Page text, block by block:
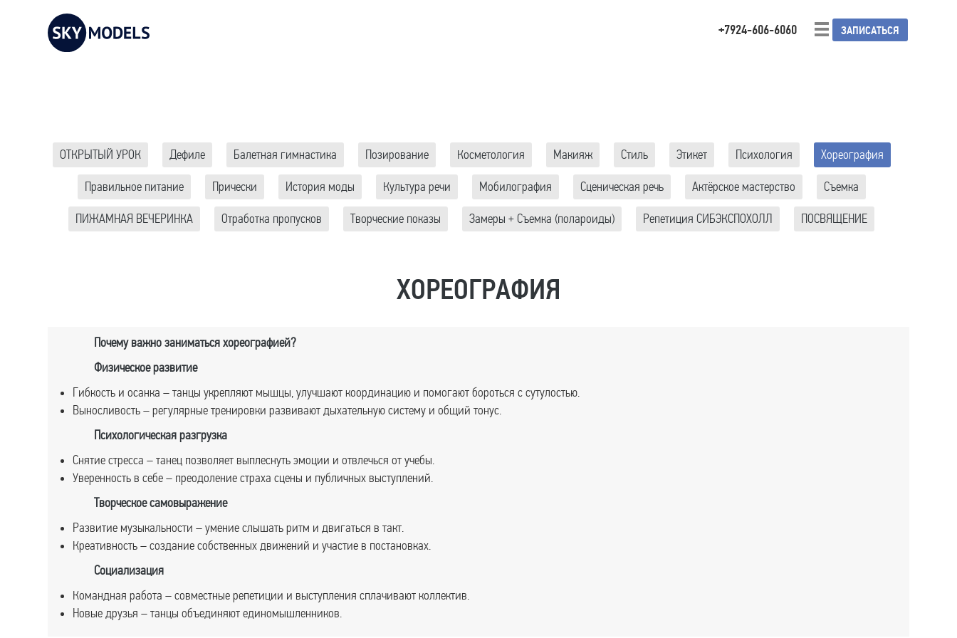
+7924-606-6060 ЗАПИСАТЬСЯ
ОТКРЫТЫЙ УРОК Дефиле Балетная гимнастика Позирование Косметология Макияж Стиль Этикет Психология Хореография
Правильное питание Прически История моды Культура речи Мобилография Сценическая речь Актёрское мастерство Съемка
ПИЖАМНАЯ ВЕЧЕРИНКА Отработка пропусков Творческие показы Замеры + Съемка (полароиды) Репетиция СИБЭКСПОХОЛЛ ПОСВЯЩЕНИЕ
ХОРЕОГРАФИЯ
Почему важно заниматься хореографией?
Физическое развитие
Гибкость и осанка – танцы укрепляют мышцы, улучшают координацию и помогают бороться с сутулостью.
Выносливость – регулярные тренировки развивают дыхательную систему и общий тонус.
Психологическая разгрузка
Снятие стресса – танец позволяет выплеснуть эмоции и отвлечься от учебы.
Уверенность в себе – преодоление страха сцены и публичных выступлений.
Творческое самовыражение
Развитие музыкальности – умение слышать ритм и двигаться в такт.
Креативность – создание собственных движений и участие в постановках.
Социализация
Командная работа – совместные репетиции и выступления сплачивают коллектив.
Новые друзья – танцы объединяют единомышленников.